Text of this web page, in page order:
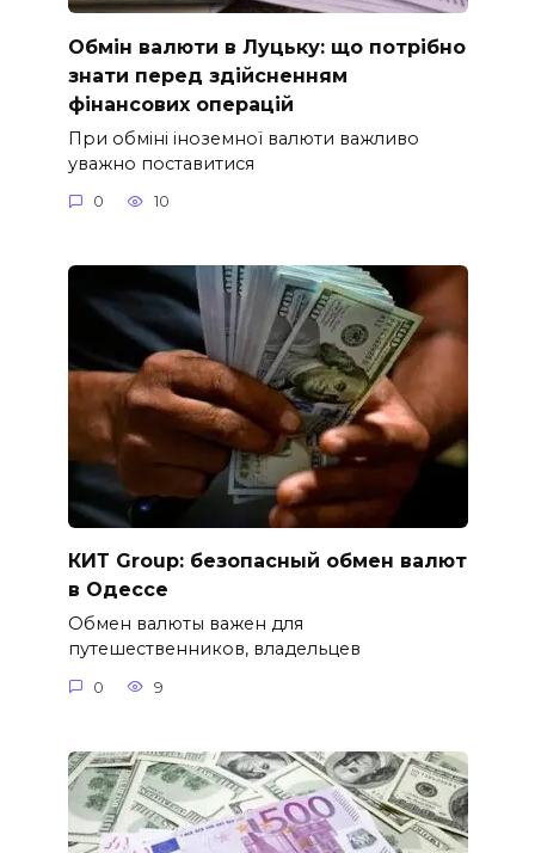
Обмін валюти в Луцьку: що потрібно
знати перед здійсненням
фінансових операцій
При обміні іноземної валюти важливо
уважно поставитися
0 10
КИТ Group: безопасный обмен валют
в Одессе
Обмен валюты важен для
путешественников, владельцев
0 9